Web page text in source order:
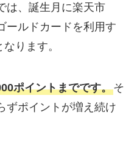
は、誕生月に楽天市
ールドカードを利用す
なります。
ポイントまでです。そ
ずポイントが増え続け